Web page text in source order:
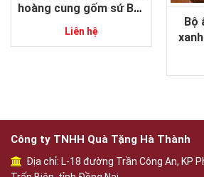
hoàng cung gốm sứ Bát
Liên hệ
Bộ
Công ty TNHH Quà Tặng Hà Thành
Địa chỉ: L-18 đường Trần Công An, KP